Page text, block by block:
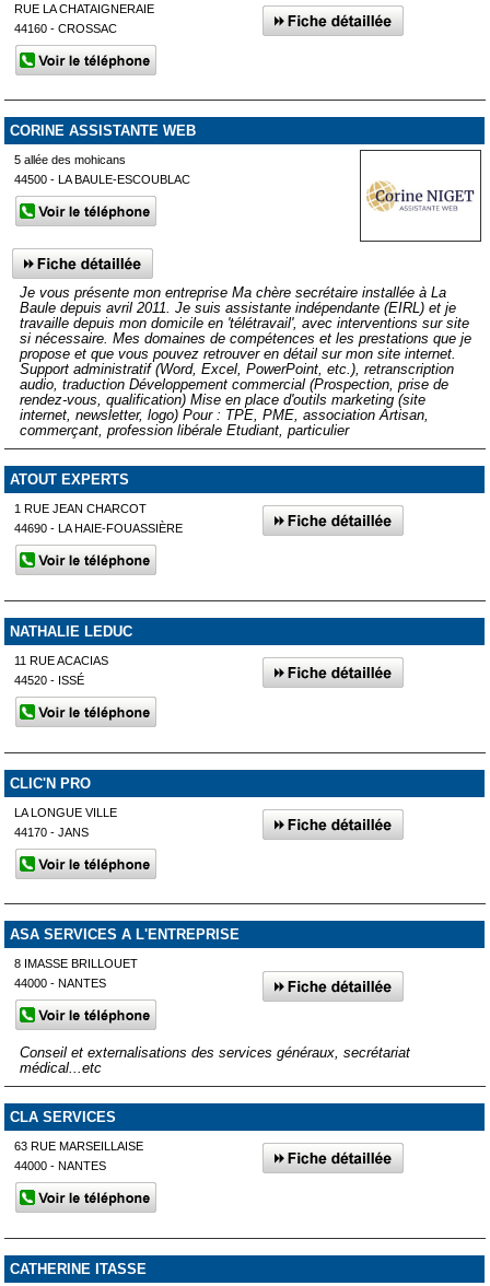
RUE LA CHATAIGNERAIE
44160 - CROSSAC
CORINE ASSISTANTE WEB
5 allée des mohicans
44500 - LA BAULE-ESCOUBLAC
Je vous présente mon entreprise Ma chère secrétaire installée à La
Baule depuis avril 2011. Je suis assistante indépendante (EIRL) et je
travaille depuis mon domicile en 'télétravail', avec interventions sur site
si nécessaire. Mes domaines de compétences et les prestations que je
propose et que vous pouvez retrouver en détail sur mon site internet.
Support administratif (Word, Excel, PowerPoint, etc.), retranscription
audio, traduction Développement commercial (Prospection, prise de
rendez-vous, qualification) Mise en place d'outils marketing (site
internet, newsletter, logo) Pour : TPE, PME, association Artisan,
commerçant, profession libérale Etudiant, particulier
ATOUT EXPERTS
1 RUE JEAN CHARCOT
44690 - LA HAIE-FOUASSIÈRE
NATHALIE LEDUC
11 RUE ACACIAS
44520 - ISSÉ
CLIC'N PRO
LA LONGUE VILLE
44170 - JANS
ASA SERVICES A L'ENTREPRISE
8 IMASSE BRILLOUET
44000 - NANTES
Conseil et externalisations des services généraux, secrétariat
médical...etc
CLA SERVICES
63 RUE MARSEILLAISE
44000 - NANTES
CATHERINE ITASSE